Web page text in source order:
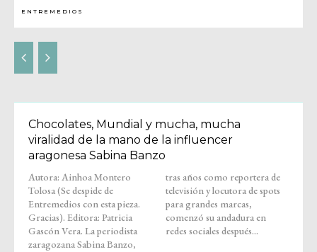
ENTREMEDIOS
Chocolates, Mundial y mucha, mucha
viralidad de la mano de la influencer
aragonesa Sabina Banzo
Autora: Ainhoa Montero
Tolosa (Se despide de
Entremedios con esta pieza.
Gracias). Editora: Patricia
Gascón Vera. La periodista
zaragozana Sabina Banzo,
tras años como reportera de
televisión y locutora de spots
para grandes marcas,
comenzó su andadura en
redes sociales después...